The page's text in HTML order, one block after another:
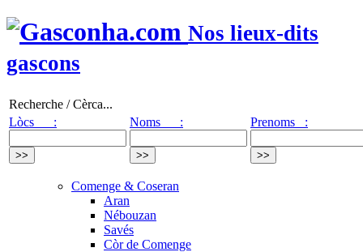
Nos lieux-dits
gascons
Recherche / Cèrca...
Lòcs :
Noms : Prenoms :
Comenge & Coseran
Aran
Nébouzan
Savés
Còr de Comenge